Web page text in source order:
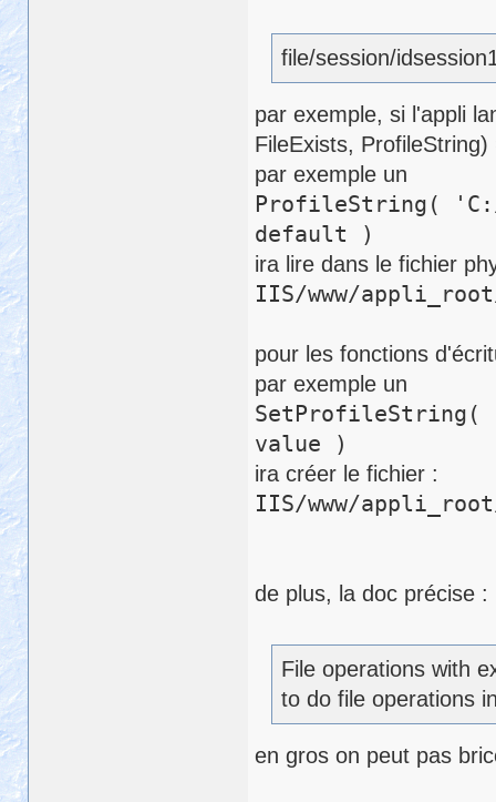
file/session/
par exemple, si l'appli
FileExists,
par exemple un
ProfileString(
default )
ira lire dans le fichier
IIS/www/
pour les fonctions
par exemple un
value )
ira créer le fichier :
IIS/www/
de plus, la doc précise :
File operations with
to do file operations
en gros on peut pas